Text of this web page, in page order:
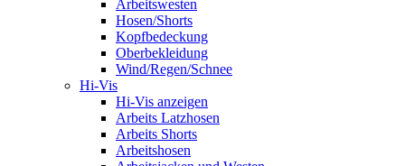
Arbeitswesten
Hosen/Shorts
Kopfbedeckung
Oberbekleidung
Wind/Regen/Schnee
Hi-Vis
Hi-Vis anzeigen
Arbeits Latzhosen
Arbeits Shorts
Arbeitshosen